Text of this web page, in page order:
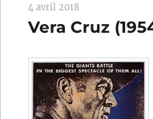
l’article
4 avril 2018
Vera Cruz